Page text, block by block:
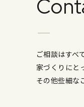
ご相談はすべ
家づくりにと
その他些細な